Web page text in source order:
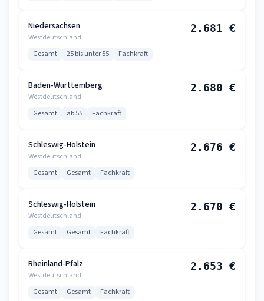
Niedersachsen
Westdeutschland
2.681 €
Gesamt 25 bis unter 55 Fachkraft
Baden-Württemberg
Westdeutschland
2.680 €
Gesamt ab 55 Fachkraft
Schleswig-Holstein
Westdeutschland
2.676 €
Gesamt Gesamt Fachkraft
Schleswig-Holstein
Westdeutschland
2.670 €
Gesamt Gesamt Fachkraft
Rheinland-Pfalz
Westdeutschland
2.653 €
Gesamt Gesamt Fachkraft